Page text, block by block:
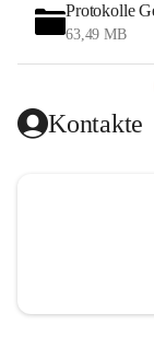
Protokolle
63,49 MB
Kontakte